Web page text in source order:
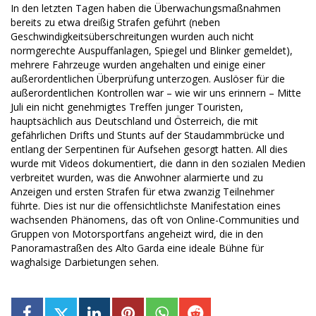
In den letzten Tagen haben die Überwachungsmaßnahmen
bereits zu etwa dreißig Strafen geführt (neben
Geschwindigkeitsüberschreitungen wurden auch nicht
normgerechte Auspuffanlagen, Spiegel und Blinker gemeldet),
mehrere Fahrzeuge wurden angehalten und einige einer
außerordentlichen Überprüfung unterzogen. Auslöser für die
außerordentlichen Kontrollen war – wie wir uns erinnern – Mitte
Juli ein nicht genehmigtes Treffen junger Touristen,
hauptsächlich aus Deutschland und Österreich, die mit
gefährlichen Drifts und Stunts auf der Staudammbrücke und
entlang der Serpentinen für Aufsehen gesorgt hatten. All dies
wurde mit Videos dokumentiert, die dann in den sozialen Medien
verbreitet wurden, was die Anwohner alarmierte und zu
Anzeigen und ersten Strafen für etwa zwanzig Teilnehmer
führte. Dies ist nur die offensichtlichste Manifestation eines
wachsenden Phänomens, das oft von Online-Communities und
Gruppen von Motorsportfans angeheizt wird, die in den
Panoramastraßen des Alto Garda eine ideale Bühne für
waghalsige Darbietungen sehen.